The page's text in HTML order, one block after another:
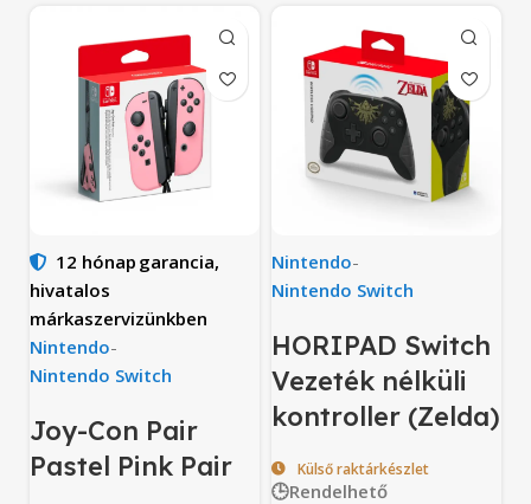
12 hónap garancia,
hivatalos
márkaszervizünkben
Nintendo-
Nintendo Switch
Joy-Con Pair
Pastel Pink Pair
Nintendo-
Nintendo Switch
HORIPAD Switch
Vezeték nélküli
kontroller (Zelda)
Külső raktárkészlet
🕒Rendelhető